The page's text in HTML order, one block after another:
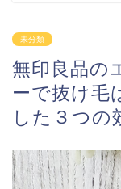
未分類
無印良品の
ーで抜け毛
した３つの